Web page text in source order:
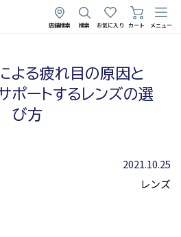
店舗検索 検索 お気に入り カート メニュー
よる疲れ目の原因と
ポートするレンズの選
び方
2021.10.25
レンズ